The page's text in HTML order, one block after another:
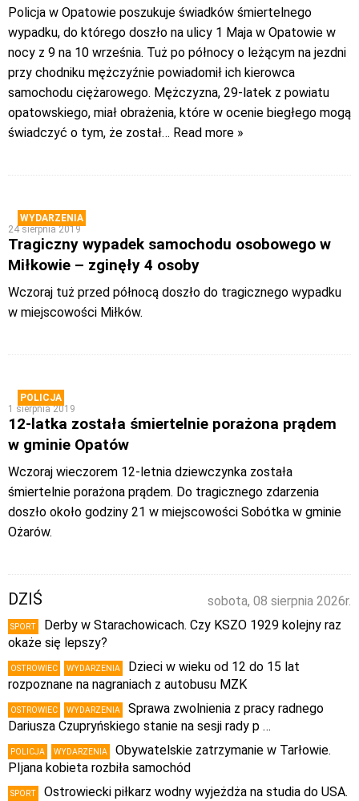
Policja w Opatowie poszukuje świadków śmiertelnego
wypadku, do którego doszło na ulicy 1 Maja w Opatowie w
nocy z 9 na 10 września. Tuż po północy o leżącym na jezdni
przy chodniku mężczyźnie powiadomił ich kierowca
samochodu ciężarowego. Mężczyzna, 29-latek z powiatu
opatowskiego, miał obrażenia, które w ocenie biegłego mogą
świadczyć o tym, że został… Read more »
WYDARZENIA
24 sierpnia 2019
Tragiczny wypadek samochodu osobowego w
Miłkowie – zginęły 4 osoby
Wczoraj tuż przed północą doszło do tragicznego wypadku
w miejscowości Miłków.
POLICJA
1 sierpnia 2019
12-latka została śmiertelnie porażona prądem
w gminie Opatów
Wczoraj wieczorem 12-letnia dziewczynka została
śmiertelnie porażona prądem. Do tragicznego zdarzenia
doszło około godziny 21 w miejscowości Sobótka w gminie
Ożarów.
sobota, 08 sierpnia 2026r.
DZIŚ
SPORT
Derby w Starachowicach. Czy KSZO 1929 kolejny raz
okaże się lepszy?
OSTROWIEC WYDARZENIA
Dzieci w wieku od 12 do 15 lat
rozpoznane na nagraniach z autobusu MZK
OSTROWIEC WYDARZENIA
Sprawa zwolnienia z pracy radnego
Dariusza Czupryńskiego stanie na sesji rady p …
POLICJA WYDARZENIA
Obywatelskie zatrzymanie w Tarłowie.
PIjana kobieta rozbiła samochód
SPORT
Ostrowiecki piłkarz wodny wyjeżdża na studia do USA.